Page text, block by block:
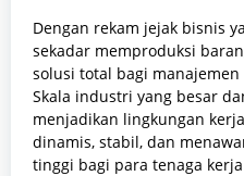
Dengan rekam jejak bisnis
sekadar memproduksi
solusi total bagi
Skala industri yang besar
menjadikan lingkungan
dinamis, stabil, dan
tinggi bagi para tenaga